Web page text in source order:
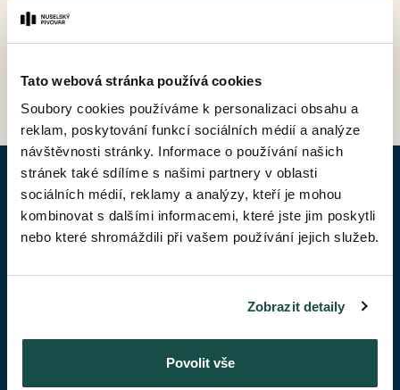
Tato webová stránka používá cookies
Soubory cookies používáme k personalizaci obsahu a
reklam, poskytování funkcí sociálních médií a analýze
návštěvnosti stránky. Informace o používání našich
stránek také sdílíme s našimi partnery v oblasti
sociálních médií, reklamy a analýzy, kteří je mohou
kombinovat s dalšími informacemi, které jste jim poskytli
nebo které shromáždili při vašem používání jejich služeb.
Zobrazit detaily
Povolit vše
ZPĚT DO CENÍKU
POPTAT BYT